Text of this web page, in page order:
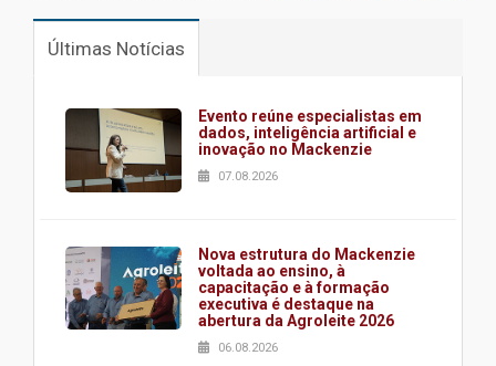
Últimas Notícias
Evento reúne especialistas em
dados, inteligência artificial e
inovação no Mackenzie
07.08.2026
Nova estrutura do Mackenzie
voltada ao ensino, à
capacitação e à formação
executiva é destaque na
abertura da Agroleite 2026
06.08.2026